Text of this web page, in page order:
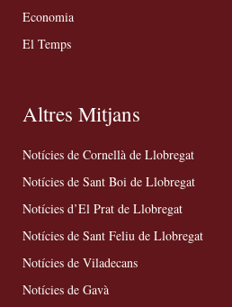
Economia
El Temps
Altres Mitjans
Notícies de Cornellà de Llobregat
Notícies de Sant Boi de Llobregat
Notícies d’El Prat de Llobregat
Notícies de Sant Feliu de Llobregat
Notícies de Viladecans
Notícies de Gavà